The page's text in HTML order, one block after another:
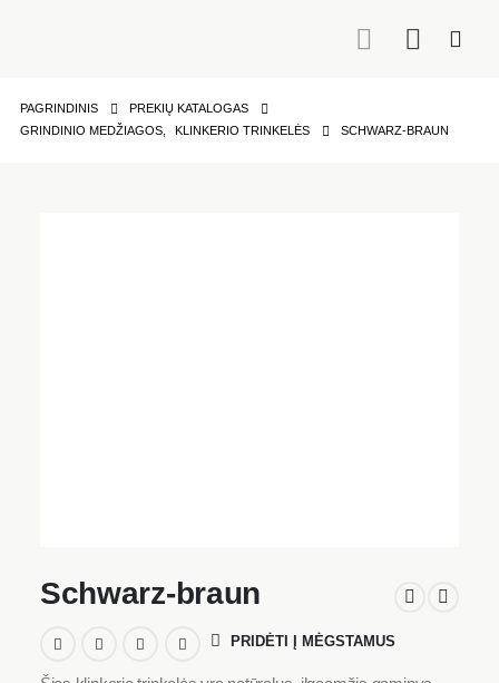
PAGRINDINIS
PREKIŲ KATALOGAS
GRINDINIO MEDŽIAGOS, KLINKERIO TRINKELĖS SCHWARZ-BRAUN
Schwarz-braun
PRIDĖTI Į MĖGSTAMUS